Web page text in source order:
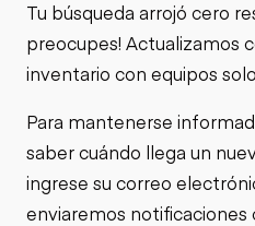
Tu búsqueda arrojó cero
preocupes! Actualizamos
inventario con equipos
Para mantenerse
saber cuándo llega un
ingrese su correo
enviaremos notificaciones